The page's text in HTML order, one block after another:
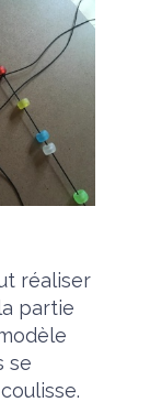
réaliser
partie
se